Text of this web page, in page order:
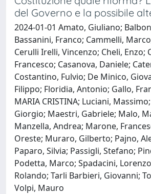
del Governo e la possibile
2024-01-01 Amato, Giuliano;
Bassanini, Franco; Cammelli,
Cerulli Irelli, Vincenzo; Cheli, Enzo;
Francesco; Casanova, Daniele;
Costantino, Fulvio; De Minico,
Filippo; Floridia, Antonio; Gallo,
MARIA CRISTINA; Luciani,
Giorgio; Maestri, Gabriele; Malo,
Manzella, Andrea; Marone,
Oreste; Muraro, Gilberto; Pajno,
Paparo, Silvia; Passigli, Stefano;
Podetta, Marco; Spadacini,
Rolando; Tarli Barbieri, Giovanni;
Volpi, Mauro